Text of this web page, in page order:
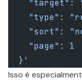
"target":
"type":
"sort":
    "page": 1
  }'
Isso é